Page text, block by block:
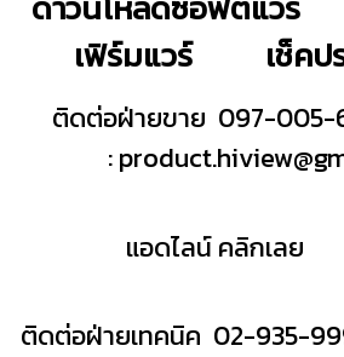
เฟิร์มแวร์
เช็ค
ติดต่อฝ่ายขาย 097-005-
:
แอดไลน์ คลิกเลย
ติดต่อฝ่ายเทคนิค 02-935-